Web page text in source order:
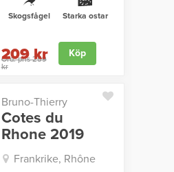
Skogsfågel Starka ostar
Ord. pris 259
kr
209 kr Köp
Bruno-Thierry
Cotes du
Rhone 2019
Frankrike, Rhône